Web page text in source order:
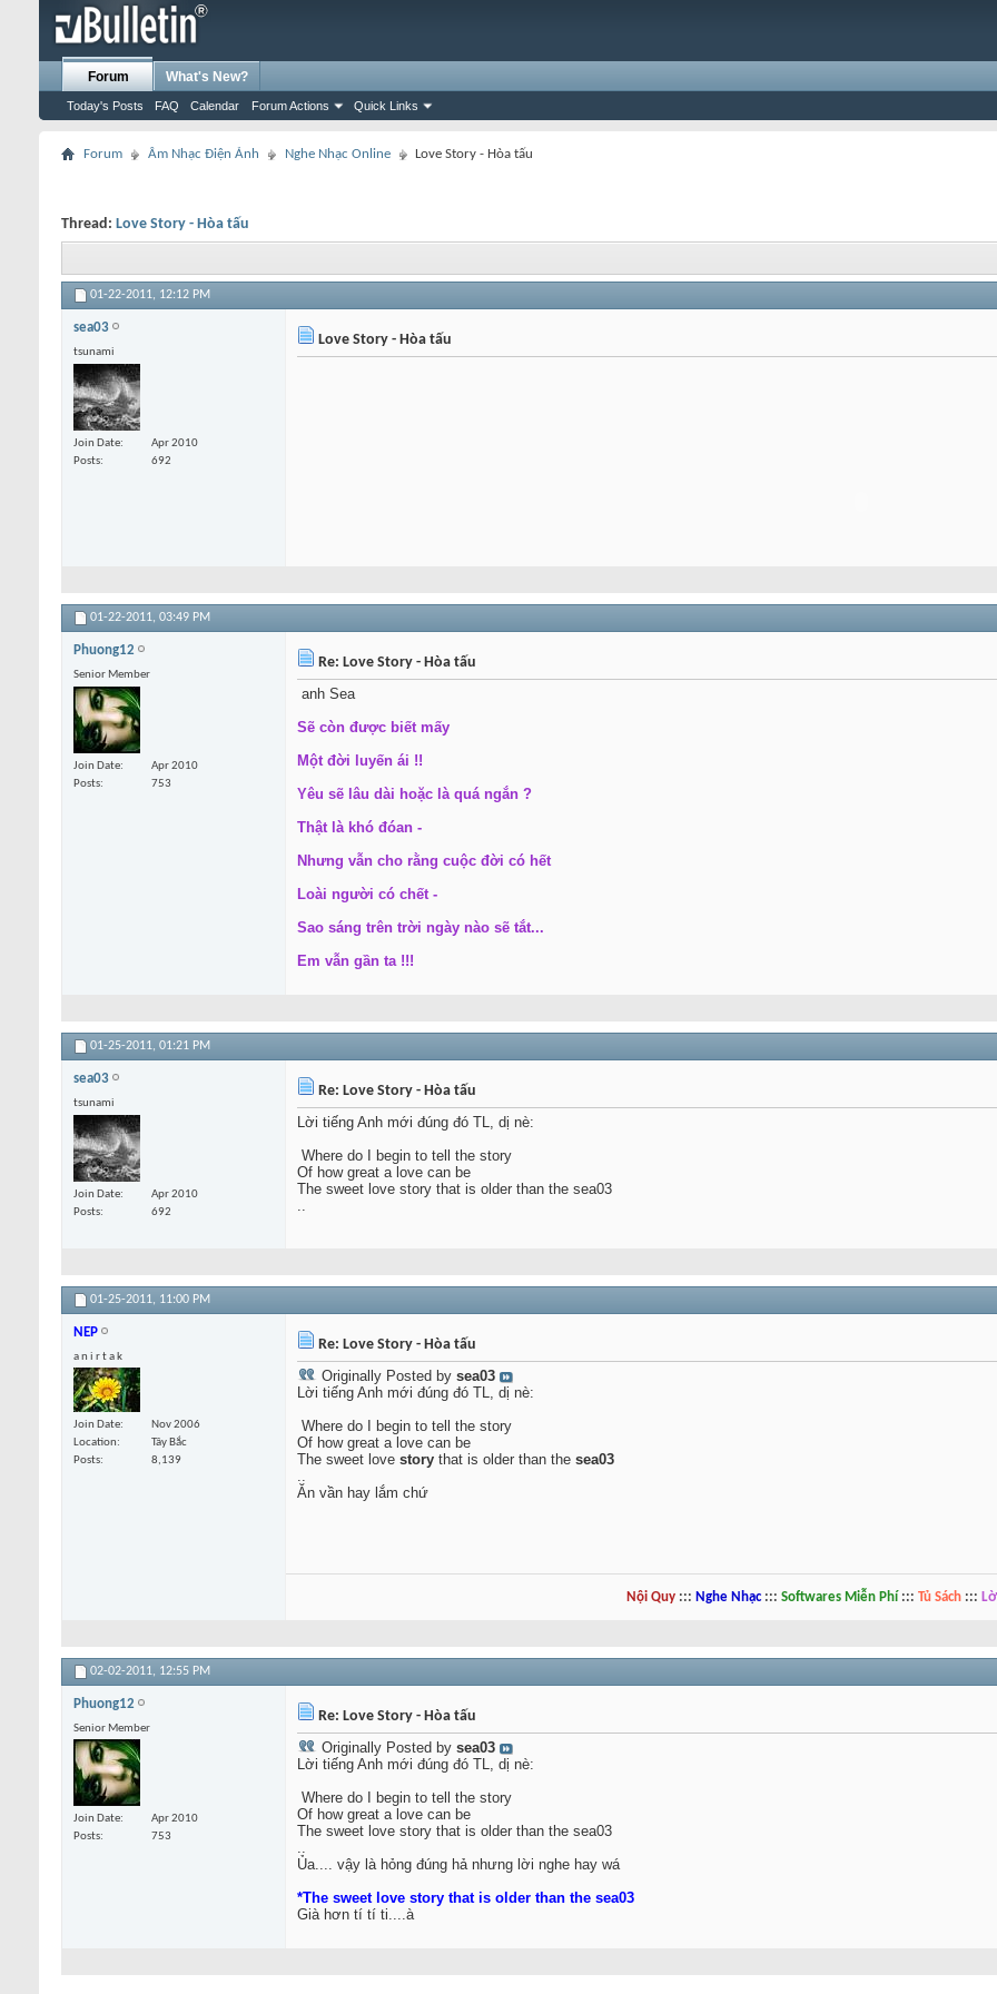
Forum
Today's Posts FAQ Calendar Forum Actions Quick Links
What's New?
Forum Âm Nhạc Điện Ảnh Nghe Nhạc Online Love Story - Hòa tấu
Thread: Love Story - Hòa tấu
01-22-2011, 12:12 PM
sea03
tsunami
Join Date
Apr 2010
Posts
692
Love Story - Hòa tấu
01-22-2011, 03:49 PM
Phuong12
Senior Member
Join Date
Apr 2010
Posts
753
Re: Love Story - Hòa tấu
anh Sea
Sẽ còn được biết mấy
Một đời luyến ái !!
Yêu sẽ lâu dài hoặc là quá ngắn ?
Thật là khó đóan -
Nhưng vẫn cho rằng cuộc đời có hết
Loài người có chết -
Sao sáng trên trời ngày nào sẽ tắt...
Em vẫn gần ta !!!
01-25-2011, 01:21 PM
sea03
tsunami
Join Date
Apr 2010
Posts
692
Re: Love Story - Hòa tấu
Lời tiếng Anh mới đúng đó TL, dị nè:
Where do I begin to tell the story
Of how great a love can be
The sweet love story that is older than the sea03
..
01-25-2011, 11:00 PM
NEP
a n i r t a k
Join Date
Nov 2006
Location
Tây Bắc
Posts
8,139
Re: Love Story - Hòa tấu
Originally Posted by sea03
Lời tiếng Anh mới đúng đó TL, dị nè:
Where do I begin to tell the story
Of how great a love can be
The sweet love story that is older than the sea03
Ăn vần hay lắm chứ
Nội Quy::: Nghe Nhạc::: Softwares Miễn Phí::: Tủ Sách:::
02-02-2011, 12:55 PM
Phuong12
Senior Member
Join Date
Apr 2010
Posts
753
Re: Love Story - Hòa tấu
Originally Posted by sea03
Lời tiếng Anh mới đúng đó TL, dị nè:
Where do I begin to tell the story
Of how great a love can be
The sweet love story that is older than the sea03
Ủa.... vậy là hỏng đúng hả nhưng lời nghe hay wá
*The sweet love story that is older than the sea03
Già hơn tí tí ti....à